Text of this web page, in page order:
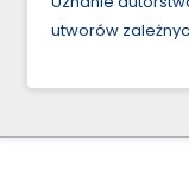
utworów